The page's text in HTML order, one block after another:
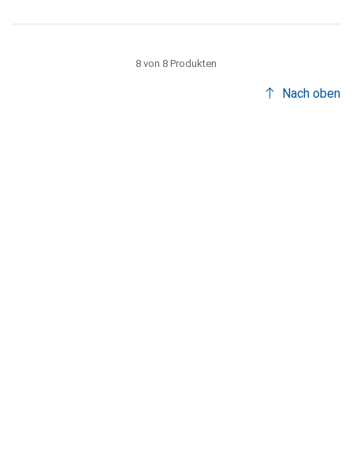
8 von 8 Produkten
Nach oben